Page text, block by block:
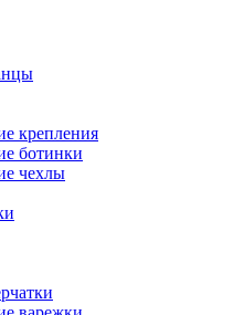
крепления
ботинки
чехлы